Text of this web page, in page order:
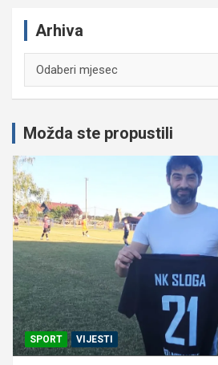
Arhiva
Možda ste propustili
SPORT VIJESTI